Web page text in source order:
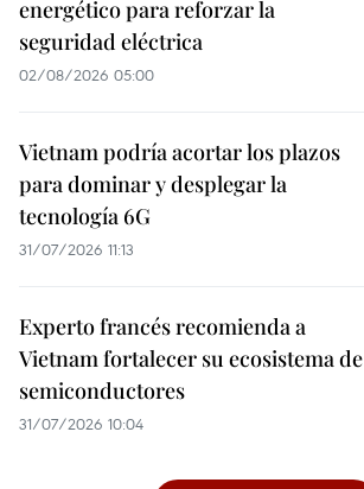
energético para reforzar la
seguridad eléctrica
02/08/2026 05:00
Vietnam podría acortar los plazos
para dominar y desplegar la
tecnología 6G
31/07/2026 11:13
Experto francés recomienda a
Vietnam fortalecer su ecosistema de
semiconductores
31/07/2026 10:04